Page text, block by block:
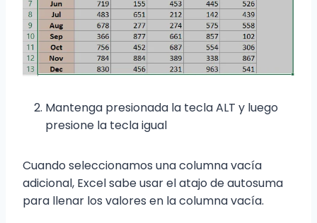
Mantenga presionada la tecla ALT y luego
presione la tecla igual
Cuando seleccionamos una columna vacía
adicional, Excel sabe usar el atajo de autosuma
para llenar los valores en la columna vacía.